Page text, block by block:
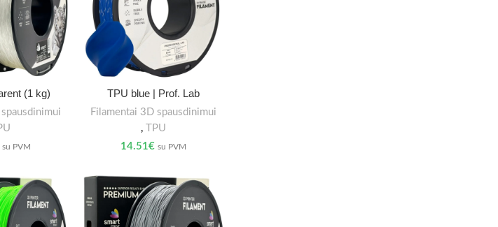
(1 kg)
su PVM
TPU blue | Prof. Lab
Filamentai 3D spausdinimui
,
TPU
14.51€ su PVM